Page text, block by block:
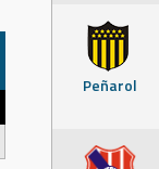
Peñarol